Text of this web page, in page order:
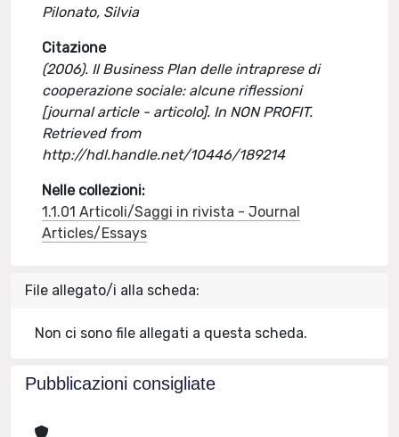
Pilonato, Silvia
Citazione
(2006). Il Business Plan delle intraprese di
cooperazione sociale: alcune riflessioni
[journal article - articolo]. In NON PROFIT.
Retrieved from
http://hdl.handle.net/10446/189214
Nelle collezioni:
1.1.01 Articoli/Saggi in rivista - Journal
Articles/Essays
File allegato/i alla scheda:
Non ci sono file allegati a questa scheda.
Pubblicazioni consigliate